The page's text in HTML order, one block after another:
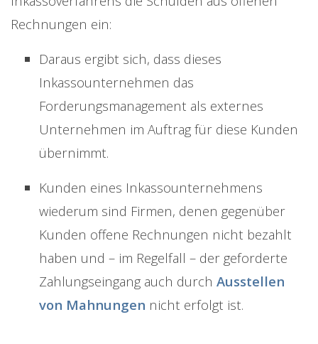
Rechnungen ein:
Daraus ergibt sich, dass dieses
Inkassounternehmen das
Forderungsmanagement als externes
Unternehmen im Auftrag für diese Kunden
übernimmt.
Kunden eines Inkassounternehmens
wiederum sind Firmen, denen gegenüber
Kunden offene Rechnungen nicht bezahlt
haben und – im Regelfall – der geforderte
Zahlungseingang auch durch Ausstellen
von Mahnungen nicht erfolgt ist.